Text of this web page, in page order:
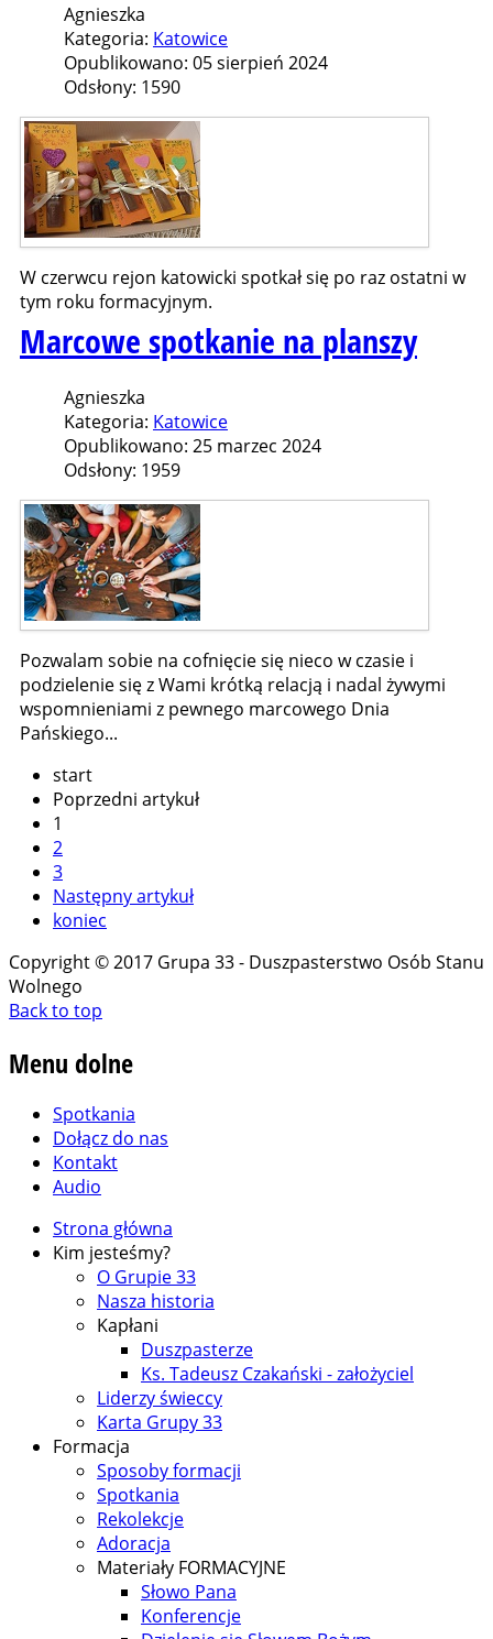
Agnieszka
Kategoria: Katowice
Opublikowano: 05 sierpień 2024
Odsłony: 1590
W czerwcu rejon katowicki spotkał się po raz ostatni w
tym roku formacyjnym.
Marcowe spotkanie na planszy
Agnieszka
Kategoria: Katowice
Opublikowano: 25 marzec 2024
Odsłony: 1959
Pozwalam sobie na cofnięcie się nieco w czasie i
podzielenie się z Wami krótką relacją i nadal żywymi
wspomnieniami z pewnego marcowego Dnia
Pańskiego...
start
Poprzedni artykuł
1
2
3
Następny artykuł
koniec
Copyright © 2017 Grupa 33 - Duszpasterstwo Osób Stanu
Wolnego
Back to top
Menu dolne
Spotkania
Dołącz do nas
Kontakt
Audio
Strona główna
Kim jesteśmy?
O Grupie 33
Nasza historia
Kapłani
Duszpasterze
Ks. Tadeusz Czakański - założyciel
Liderzy świeccy
Karta Grupy 33
Formacja
Sposoby formacji
Spotkania
Rekolekcje
Adoracja
Materiały FORMACYJNE
Słowo Pana
Konferencje